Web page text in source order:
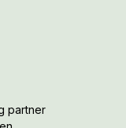
partner